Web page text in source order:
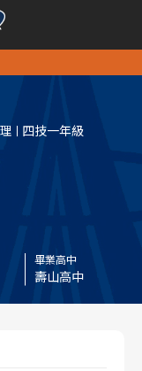
四技一年級
畢業高中
壽山高中